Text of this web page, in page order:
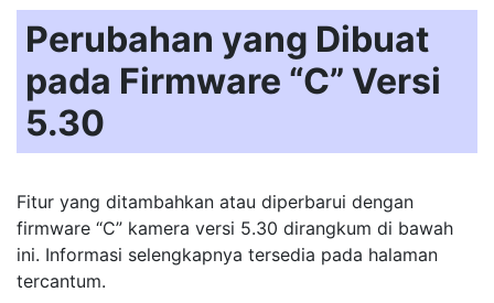
Perubahan yang Dibuat
pada Firmware “C” Versi
5.30
Fitur yang ditambahkan atau diperbarui dengan
firmware “C” kamera versi 5.30 dirangkum di bawah
ini. Informasi selengkapnya tersedia pada halaman
tercantum.